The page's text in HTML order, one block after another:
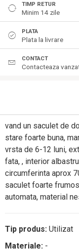
TIMP RETUR
Minim 14 zile
PLATA
Plata la livrare
CONTACT
Contacteaza
vand un saculet de
stare foarte buna,
vrsta de 6-12 luni,
fata, , interior
circumferinta aprox
saculet foarte
automata, material
Tip produs: Utilizat
Materiale: -